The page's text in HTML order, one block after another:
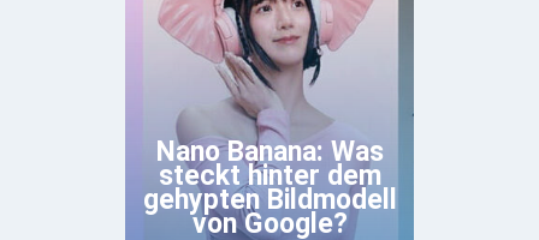
Nano Banana: Was
steckt hinter dem
gehypten Bildmodell
von Google?